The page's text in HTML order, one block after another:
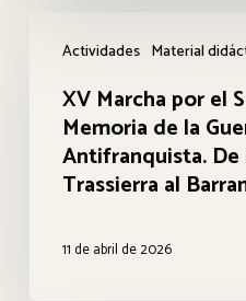
Andalucía
Actividades Material
Marcha
Sendero
XV Marcha por el
Memoria de la
Antifranquista. De
Trassierra al
11 de abril de 2026